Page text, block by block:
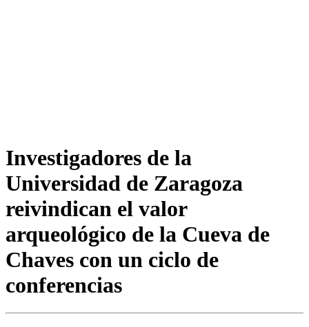
Investigadores de la
Universidad de Zaragoza
reivindican el valor
arqueológico de la Cueva de
Chaves con un ciclo de
conferencias